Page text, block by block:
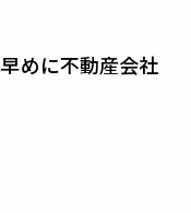
めに不動産会社